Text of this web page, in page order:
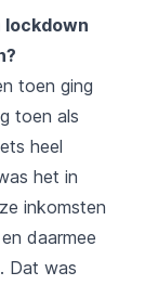
lockdown
toen ging
toen als
heel
het in
inkomsten
daarmee
Dat was